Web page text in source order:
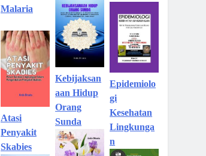
Malaria
Atasi
Penyakit
Skabies
Kebijaksan
aan Hidup
Orang
Sunda
Epidemiolo
gi
Kesehatan
Lingkunga
n